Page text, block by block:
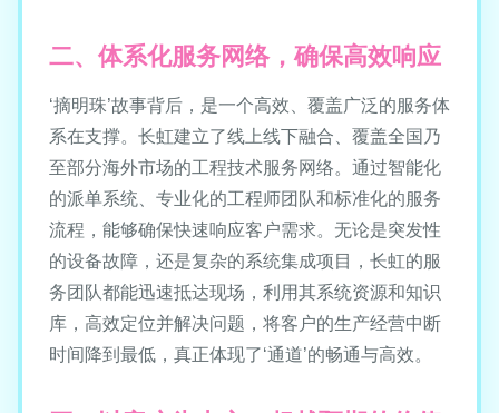
二、体系化服务网络，确保高效响应
‘摘明珠’故事背后，是一个高效、覆盖广泛的服务体
系在支撑。长虹建立了线上线下融合、覆盖全国乃
至部分海外市场的工程技术服务网络。通过智能化
的派单系统、专业化的工程师团队和标准化的服务
流程，能够确保快速响应客户需求。无论是突发性
的设备故障，还是复杂的系统集成项目，长虹的服
务团队都能迅速抵达现场，利用其系统资源和知识
库，高效定位并解决问题，将客户的生产经营中断
时间降到最低，真正体现了‘通道’的畅通与高效。